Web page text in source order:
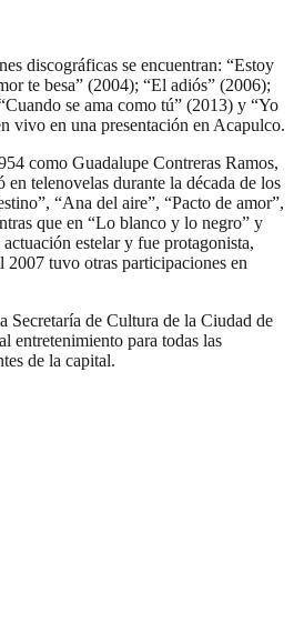
discográficas se encuentran: “Estoy
te besa” (2004); “El adiós” (2006);
se ama como tú” (2013) y “Yo
vivo en una presentación en Acapulco.
como Guadalupe Contreras Ramos,
telenovelas durante la década de los
“Ana del aire”, “Pacto de amor”,
que en “Lo blanco y lo negro” y
estelar y fue protagonista,
2007 tuvo otras participaciones en
Secretaría de Cultura de la Ciudad de
entretenimiento para todas las
de la capital.